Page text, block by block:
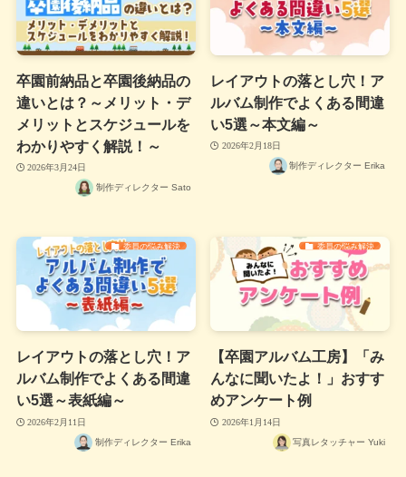
卒園前納品と卒園後納品の
違いとは？～メリット・デ
メリットとスケジュールを
わかりやすく解説！～
2026年3月24日
制作ディレクター Sato
レイアウトの落とし穴！ア
ルバム制作でよくある間違
い5選～本文編～
2026年2月18日
制作ディレクター Erika
委員の悩み解決
レイアウトの落とし穴！ア
ルバム制作でよくある間違
い5選～表紙編～
2026年2月11日
制作ディレクター Erika
委員の悩み解決
【卒園アルバム工房】「み
んなに聞いたよ！」おすす
めアンケート例
2026年1月14日
写真レタッチャー Yuki